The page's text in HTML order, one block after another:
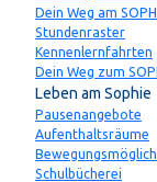
Dein Weg am
Stundenraster
Kennenlernfahrten
Dein Weg zum
Leben am Sophie
Pausenangebote
Aufenthaltsräume
Schulbücherei